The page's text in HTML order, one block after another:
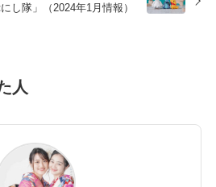
し隊」（2024年1月情報）
人